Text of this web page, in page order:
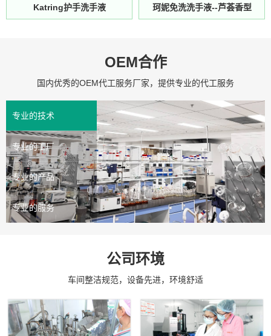
Katring护手洗手液 珂妮免洗洗手液--芦荟香型
OEM合作
国内优秀的OEM代工服务厂家，提供专业的代工服务
专业的技术
专业的工厂
专业的产品
专业的服务
公司环境
车间整洁规范，设备先进，环境舒适